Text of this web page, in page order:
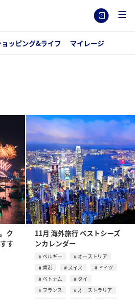
ョッピング&ライフ マイレージ
ク
す
11月 海外旅行 ベストシーズ
ンカレンダー
ベルギー
オーストリア
香港
スイス
ドイツ
ベトナム
タイ
フランス
オーストラリア